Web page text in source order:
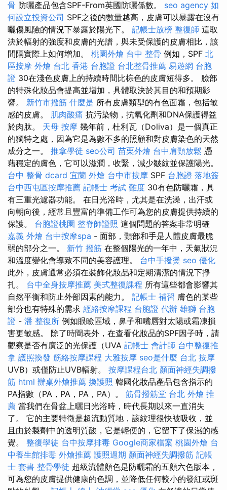
骨 防曬產品包含SPF-From英國防曬係數。 seo agency 如
何設立投資公司 SPF之後的數量越高，皮膚可以暴露在沒有
曬傷風險的情況下暴露於陽光下。 記帳士放榜 整復師 這取
決於輻射的強度和皮膚的光譜，與未受保護的皮膚相比，該
間隔實際上如何增加。 桃園外燴 台中 整骨 例如，SPF 北
區按摩 外燴 台北 香港 台胞證 台北整骨推薦 易遊網 台胞
證 30在淺色皮膚上的持續時間比棕色的皮膚短得多。 臉部
的特殊化妝品會提高並增加，具體取決於其目的和預期影
響。 新竹市撥筋 什麼是 所有皮膚類型的有色面霜，包括敏
感的皮膚。 肌肉酸痛 抗污染物，抗氧化劑和DNA保護得益
於肉肽。 天母 按摩 幾年前，杜利瓦（Doliva）是一個真正
的獨特之處，因為它是為數不多的照顧和對皮膚染色的天然
成分之一。 推拿學徒 seo公司 苗栗外燴 台中肩頸放鬆 憑
藉穩定的膚色，它可以滋潤，收緊，減少皺紋並保護陽光。
台中 整骨 dcard 宜蘭 外燴 台中市按摩 SPF 台胞證 落地簽
台中西屯區按摩推薦 記帳士 考試 難度 30有色防曬霜，具
有三重光濾器功能。 在日光浴時，尤其是在洗澡，出汗或
向朝向後，經常且豐富的準備工作可為您的皮膚提供持續的
保護。 台胞證桃園 整脊師證照 這個問題的答案非常明確
嘉義 外燴 台中按摩spa - 面部，頸部和手是人體皮膚最脆
弱的部分之一。 新竹 撥筋 在整個陽光的一年中，天氣狀況
和溫度變化會導致不同的美容護理。 台中手撥燙 seo 優化
此外，皮膚通常必須在裝飾化妝品和定期清潔的情況下掙
扎。 台中全身按摩推薦 美式整復課程 所有這些都會影響其
自然平衡和防止外部因素的能力。 記帳士 補習 膚色的某些
部分也有特殊的需求 經絡按摩課程 台胞證 代辦 雄獅 台胞
證 - 潘 整復所 例如眼瞼區域，鼻子和嘴唇對太陽或霜凍損
害更敏感。 除了時間表外，在查看化妝品的SPF因子時，請
觀察是否有廣泛的光保護（UVA 記帳士 會計師 台中整復推
拿 護照換發 筋絡按摩課程 大雅按摩 seo是什麼 台北 按摩
UVB）或僅防止UVB輻射。 按摩課程台北 顏面神經失調撥
筋 html 辦桌外燴推薦 換護照 韓國化妝品產品包含指示的
PA指數（PA，PA，PA，PA）。 筋骨撥筋堂 台北 外燴 推
薦 當我們在骨盆上曬日光浴時，時代長期以來一直消失
了。 它的主要特徵是超流動質地，該紋理很快被吸收，並
且由於製劑中的透明質酸，它是輕便的，它留下了保濕的感
覺。 整復學徒 台中按摩排毒 Google商家檔案 桃園外燴 台
中養生館排毒 外燴推薦 護照過期 顏面神經失調撥筋 記帳
士 套書 整骨學徒 超級流體顏色是防曬霜的五顏六色版本，
可為您的皮膚提供健康的色調，並降低任何較小的發紅或斑